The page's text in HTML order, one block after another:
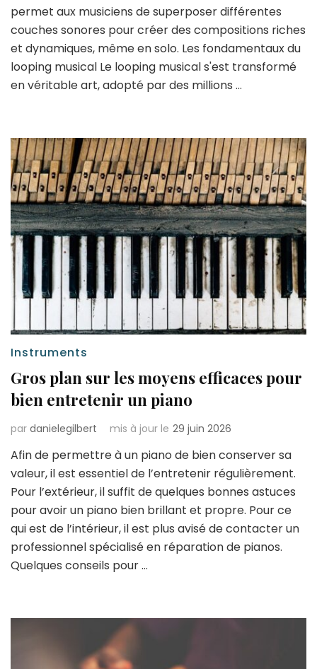
permet aux musiciens de superposer différentes
couches sonores pour créer des compositions riches
et dynamiques, même en solo. Les fondamentaux du
looping musical Le looping musical s'est transformé
en véritable art, adopté par des millions …
Instruments
Gros plan sur les moyens efficaces pour
bien entretenir un piano
par danielegilbert mis à jour le 29 juin 2026
Afin de permettre à un piano de bien conserver sa
valeur, il est essentiel de l’entretenir régulièrement.
Pour l’extérieur, il suffit de quelques bonnes astuces
pour avoir un piano bien brillant et propre. Pour ce
qui est de l’intérieur, il est plus avisé de contacter un
professionnel spécialisé en réparation de pianos.
Quelques conseils pour …